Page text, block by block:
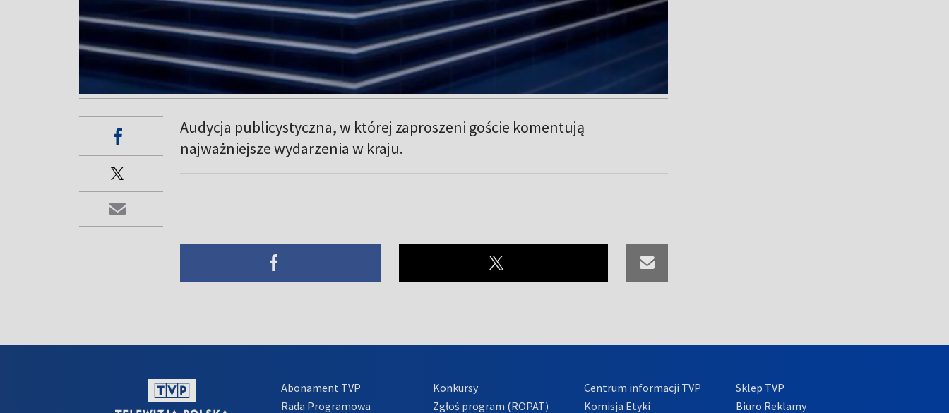
Audycja publicystyczna, w której zaproszeni goście komentują
najważniejsze wydarzenia w kraju.
Abonament TVP
Rada Programowa
Konkursy
Zgłoś program (ROPAT)
Centrum informacji TVP
Komisja Etyki
Sklep TVP
Biuro Reklamy